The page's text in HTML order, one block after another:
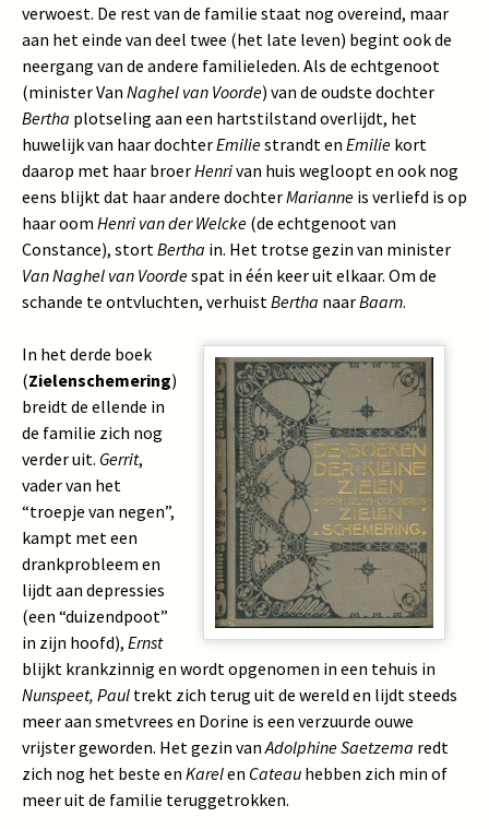
verwoest. De rest van de familie staat nog overeind, maar
aan het einde van deel twee (het late leven) begint ook de
neergang van de andere familieleden. Als de echtgenoot
(minister Van Naghel van Voorde) van de oudste dochter
Bertha plotseling aan een hartstilstand overlijdt, het
huwelijk van haar dochterEmiliestrandt en Emilie kort
daarop met haar broerHenrivan huis wegloopt en ook nog
eens blijkt dat haar andere dochterMarianne is verliefd is op
haar oom Henri van der Welcke (de echtgenoot van
Constance), stortBertha in. Het trotse gezin van minister
Van Naghel van Voordespat in één keer uit elkaar. Om de
schande te ontvluchten, verhuistBertha naarBaarn.
In het derde boek
(Zielenschemering)
breidt de ellende in
de familie zich nog
verder uit. Gerrit,
vader van het
“troepje van negen”,
kampt met een
drankprobleem en
lijdt aan depressies
(een “duizendpoot”
in zijn hoofd), Ernst
blijkt krankzinnig en wordt opgenomen in een tehuis in
Nunspeet, Paul trekt zich terug uit de wereld en lijdt steeds
meer aan smetvrees en Dorine is een verzuurde ouwe
vrijster geworden. Het gezin vanAdolphine Saetzema redt
zich nog het beste en Karelen Cateau hebben zich min of
meer uit de familie teruggetrokken.